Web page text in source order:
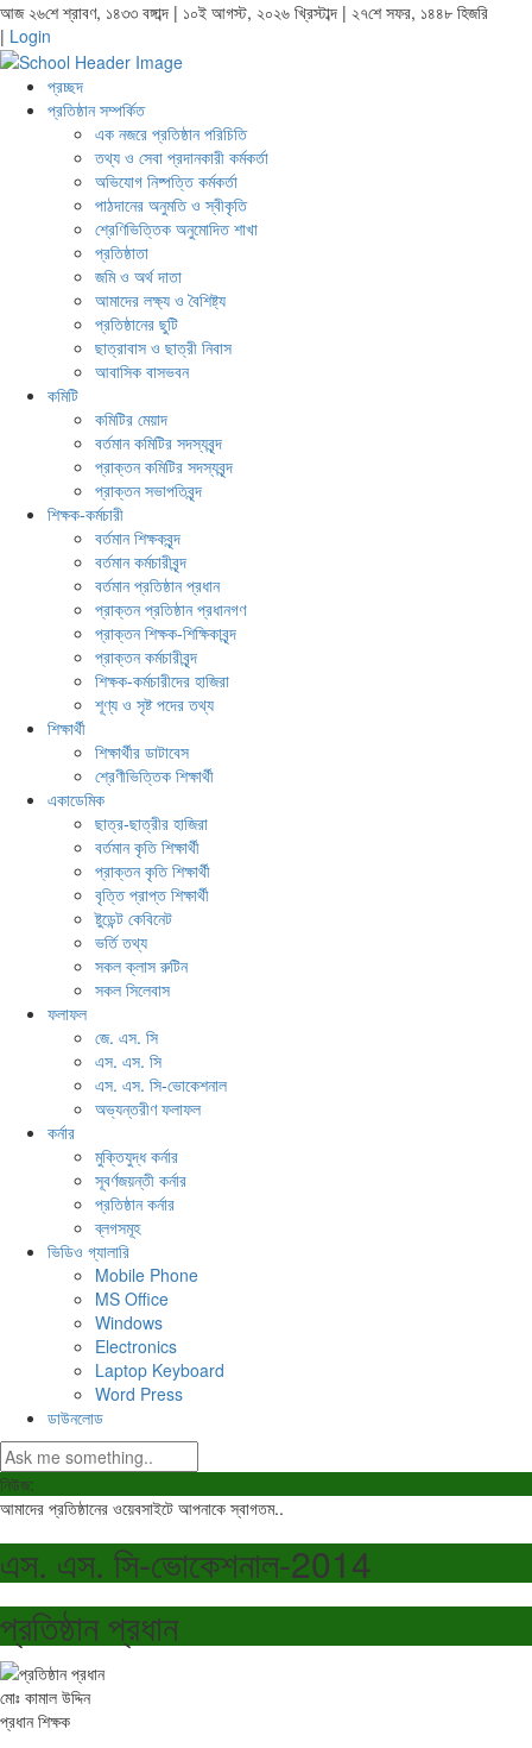
আজ ২৬শে শ্রাবণ, ১৪৩৩ বঙ্গাব্দ | ১০ই আগস্ট, ২০২৬ খ্রিস্টাব্দ | ২৭শে সফর, ১৪৪৮ হিজরি
| Login
প্রচ্ছদ
প্রতিষ্ঠান সম্পর্কিত
এক নজরে প্রতিষ্ঠান পরিচিতি
তথ্য ও সেবা প্রদানকারী কর্মকর্তা
অভিযোগ নিষ্পত্তি কর্মকর্তা
পাঠদানের অনুমতি ও স্বীকৃতি
শ্রেণিভিত্তিক অনুমোদিত শাখা
প্রতিষ্ঠাতা
জমি ও অর্থ দাতা
আমাদের লক্ষ্য ও বৈশিষ্ট্য
প্রতিষ্ঠানের ছুটি
ছাত্রাবাস ও ছাত্রী নিবাস
আবাসিক বাসভবন
কমিটি
কমিটির মেয়াদ
বর্তমান কমিটির সদস্যবৃন্দ
প্রাক্তন কমিটির সদস্যবৃন্দ
প্রাক্তন সভাপতিবৃন্দ
শিক্ষক-কর্মচারী
বর্তমান শিক্ষকবৃন্দ
বর্তমান কর্মচারীবৃন্দ
বর্তমান প্রতিষ্ঠান প্রধান
প্রাক্তন প্রতিষ্ঠান প্রধানগণ
প্রাক্তন শিক্ষক-শিক্ষিকাবৃন্দ
প্রাক্তন কর্মচারীবৃন্দ
শিক্ষক-কর্মচারীদের হাজিরা
শূণ্য ও সৃষ্ট পদের তথ্য
শিক্ষার্থী
শিক্ষার্থীর ডাটাবেস
শ্রেণীভিত্তিক শিক্ষার্থী
একাডেমিক
ছাত্র-ছাত্রীর হাজিরা
বর্তমান কৃতি শিক্ষার্থী
প্রাক্তন কৃতি শিক্ষার্থী
বৃত্তি প্রাপ্ত শিক্ষার্থী
ষ্টুডেন্ট কেবিনেট
ভর্তি তথ্য
সকল ক্লাস রুটিন
সকল সিলেবাস
ফলাফল
জে. এস. সি
এস. এস. সি
এস. এস. সি-ভোকেশনাল
অভ্যন্তরীণ ফলাফল
কর্নার
মুক্তিযুদ্ধ কর্নার
সূবর্ণজয়ন্তী কর্নার
প্রতিষ্ঠান কর্নার
ব্লগসমূহ
ভিডিও গ্যালারি
Mobile Phone
MS Office
Windows
Electronics
Laptop Keyboard
Word Press
ডাউনলোড
নিউজ:
আমাদের প্রতিষ্ঠানের ওয়েবসাইটে আপনাকে স্বাগতম..
এস. এস. সি-ভোকেশনাল-2014
প্রতিষ্ঠান প্রধান
মোঃ কামাল উদ্দিন
প্রধান শিক্ষক